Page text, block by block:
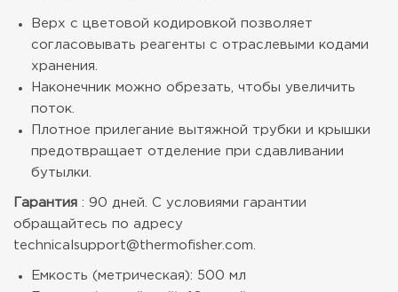
Верх с цветовой кодировкой позволяет
согласовывать реагенты с отраслевыми кодами
хранения.
Наконечник можно обрезать, чтобы увеличить
поток.
Плотное прилегание вытяжной трубки и крышки
предотвращает отделение при сдавливании
бутылки.
Гарантия : 90 дней. С условиями гарантии
обращайтесь по адресу
technicalsupport@thermofisher.com.
Емкость (метрическая): 500 мл